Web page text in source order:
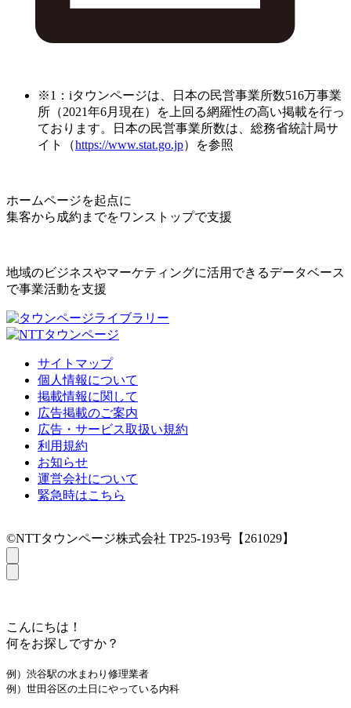
※1：iタウンページは、日本の民営事業所数516万事業
所（2021年6月現在）を上回る網羅性の高い掲載を行っ
ております。日本の民営事業所数は、総務省統計局サ
イト（https://www.stat.go.jp）を参照
ホームページを起点に
集客から成約までをワンストップで支援
地域のビジネスやマーケティングに活用できるデータベース
で事業活動を支援
サイトマップ
個人情報について
掲載情報に関して
広告掲載のご案内
広告・サービス取扱い規約
利用規約
お知らせ
運営会社について
緊急時はこちら
©NTTタウンページ株式会社 TP25-193号【261029】
こんにちは！
何をお探しですか？
例）渋谷駅の水まわり修理業者
例）世田谷区の土日にやっている内科